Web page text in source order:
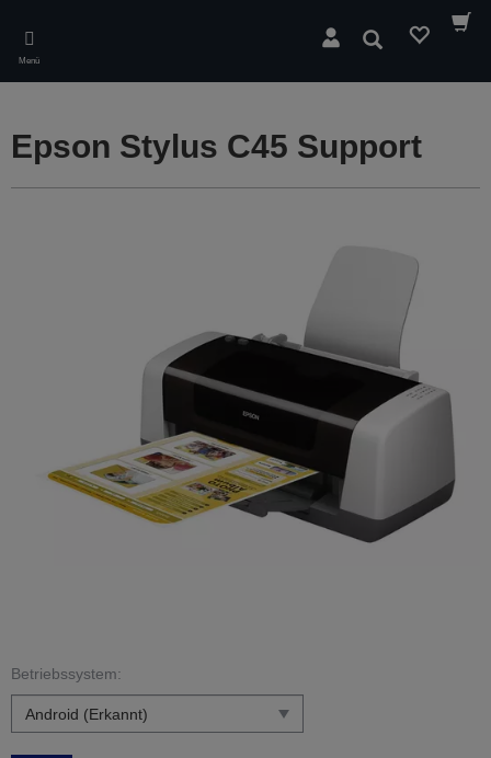
main
content
Menü
Suchen
Epson Stylus C45 Support
Betriebssystem: